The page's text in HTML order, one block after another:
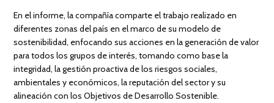
En el informe, la compañía comparte el trabajo realizado en
diferentes zonas del país en el marco de su modelo de
sostenibilidad, enfocando sus acciones en la generación de valor
para todos los grupos de interés, tomando como base la
integridad, la gestión proactiva de los riesgos sociales,
ambientales y económicos, la reputación del sector y su
alineación con los Objetivos de Desarrollo Sostenible.